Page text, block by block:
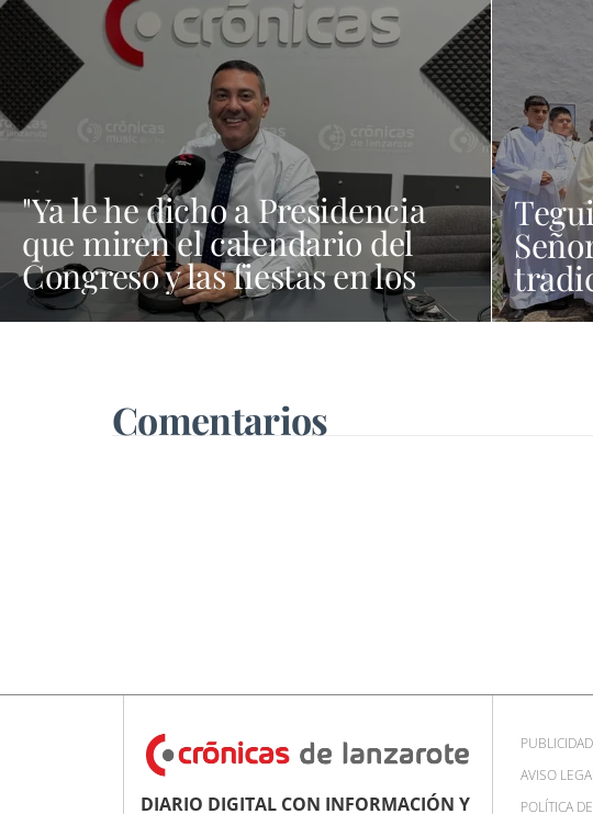
"Ya le he dicho a Presidencia
que miren el calendario del
Congreso y las fiestas en los
municipios porque Dolores
Comentarios
DIARIO DIGITAL CON INFORMACIÓN Y
PUBLICIDAD
AVISO
POLÍTICA